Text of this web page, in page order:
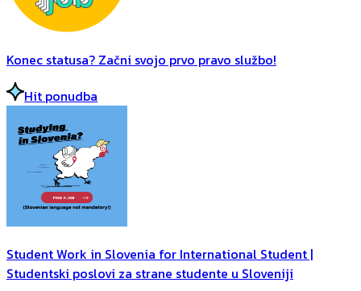
Konec statusa? Začni svojo prvo pravo službo!
Hit ponudba
Student Work in Slovenia for International Student |
Studentski poslovi za strane studente u Sloveniji